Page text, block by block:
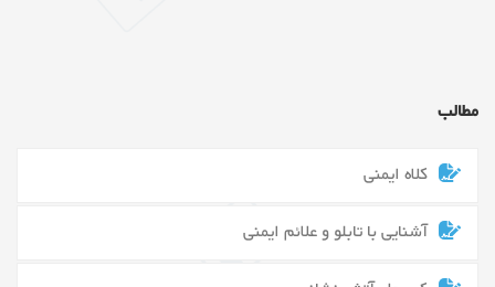
مطالب
کلاه ایمنی
آشنایی با تابلو و علائم ایمنی